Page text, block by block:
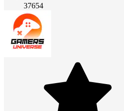
37654